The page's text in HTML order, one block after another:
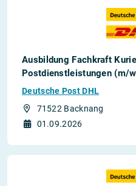
Ausbildung Fachkraft
Postdienstleistungen (m/
Deutsche Post DHL
71522 Backnang
01.09.2026